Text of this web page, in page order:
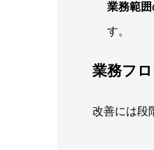
業務範囲
す。
業務フ
改善には段